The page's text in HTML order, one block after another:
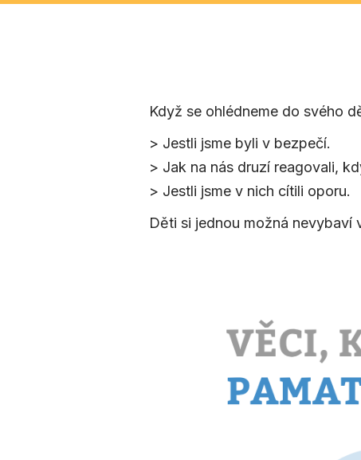
Když se ohlédneme do svého
> Jestli jsme byli v bezpečí.
> Jak na nás druzí reagovali,
> Jestli jsme v nich cítili oporu.
Děti si jednou možná nevybaví